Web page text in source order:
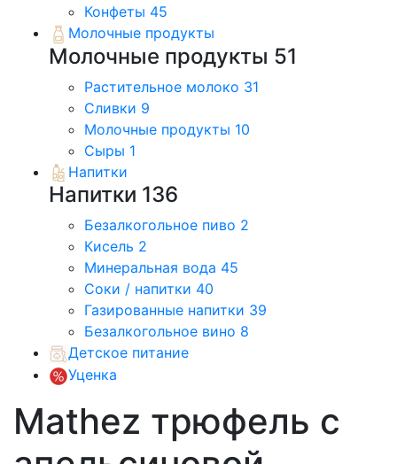
Конфеты 45
Молочные продукты
Молочные продукты 51
Растительное молоко 31
Сливки 9
Молочные продукты 10
Сыры 1
Напитки
Напитки 136
Безалкогольное пиво 2
Кисель 2
Минеральная вода 45
Соки / напитки 40
Газированные напитки 39
Безалкогольное вино 8
Детское питание
Уценка
Mathez трюфель с